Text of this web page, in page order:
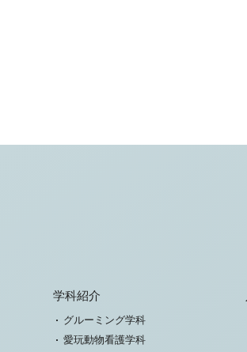
学科紹介
グルーミング学科
愛玩動物看護学科